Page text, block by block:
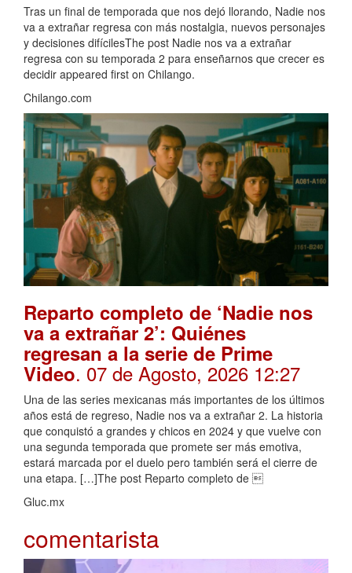
Tras un final de temporada que nos dejó llorando, Nadie nos
va a extrañar regresa con más nostalgia, nuevos personajes
y decisiones difícilesThe post Nadie nos va a extrañar
regresa con su temporada 2 para enseñarnos que crecer es
decidir appeared first on Chilango.
Chilango.com
Reparto completo de ‘Nadie nos
va a extrañar 2’: Quiénes
regresan a la serie de Prime
Video. 07 de Agosto, 2026 12:27
Una de las series mexicanas más importantes de los últimos
años está de regreso, Nadie nos va a extrañar 2. La historia
que conquistó a grandes y chicos en 2024 y que vuelve con
una segunda temporada que promete ser más emotiva,
estará marcada por el duelo pero también será el cierre de
una etapa. […]The post Reparto completo de 
Gluc.mx
comentarista